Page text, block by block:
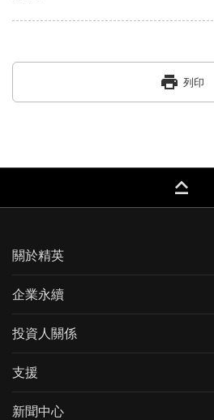
print 列印
keyboard_capslock
關於精英
企業永續
投資人關係
支援
新聞中心